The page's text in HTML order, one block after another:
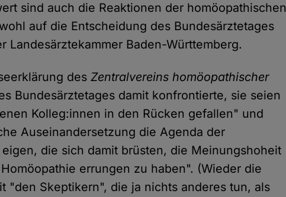
sind auch die Reaktionen der homöopathischen
auf die Entscheidung des Bundesärztetages
Landesärztekammer Baden-Württemberg.
desZentralvereins homöopathischer
Bundesärztetages damit konfrontierte, sie seien
Kolleg:innen in den Rücken gefallen" und
Auseinandersetzung die Agenda der
die sich damit brüsten, die Meinungshoheit
errungen zu haben". (Wieder die
"den Skeptikern", die ja nichts anderes tun, als